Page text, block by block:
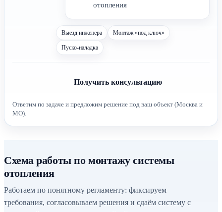
отопления
Выезд инженера Монтаж «под ключ»
Пуско-наладка
Получить консультацию
Ответим по задаче и предложим решение под ваш объект (Москва и
МО).
Схема работы по монтажу системы
отопления
Работаем по понятному регламенту: фиксируем
требования, согласовываем решения и сдаём систему с